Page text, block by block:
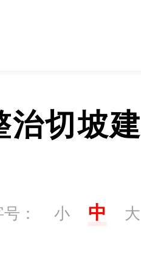
治切坡建
： 小 中 大